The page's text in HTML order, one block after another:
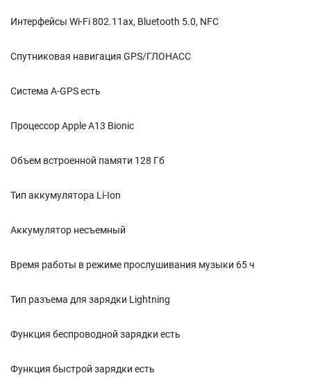
Интерфейсы Wi-Fi 802.11ax, Bluetooth 5.0, NFC
Спутниковая навигация GPS/ГЛОНАСС
Cистема A-GPS есть
Процессор Apple A13 Bionic
Объем встроенной памяти 128 Гб
Тип аккумулятора Li-Ion
Аккумулятор несъемный
Время работы в режиме прослушивания музыки 65 ч
Тип разъема для зарядки Lightning
Функция беспроводной зарядки есть
Функция быстрой зарядки есть